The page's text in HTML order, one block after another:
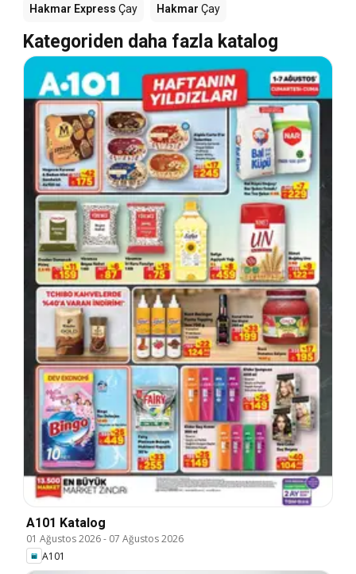
Hakmar Express Çay Hakmar Çay
Kategoriden daha fazla katalog
A101 Katalog
01 Ağustos 2026- 07 Ağustos 2026
A101